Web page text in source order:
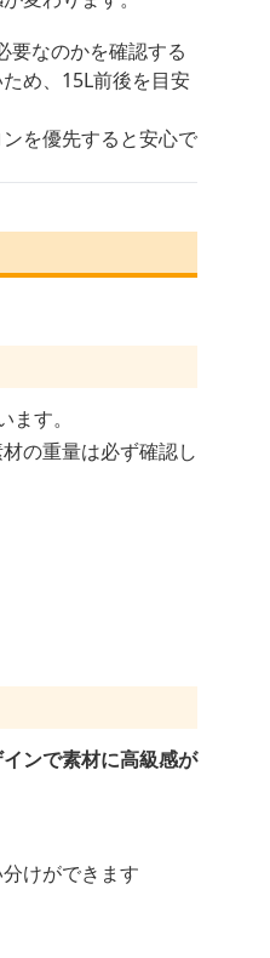
要なのかを確認する
め、15L前後を目安
を優先すると安心で
す。
の重量は必ず確認し
ンで素材に高級感が
けができます